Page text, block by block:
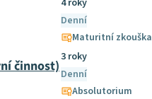
4 roky
Denní
Maturitní zkouška
činnost)
3 roky
Denní
Absolutorium